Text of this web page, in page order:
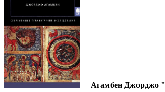
Агамбен Джорджо